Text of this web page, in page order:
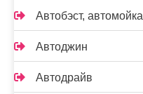
Автобэст, автомойка
Автоджин
Автодрайв